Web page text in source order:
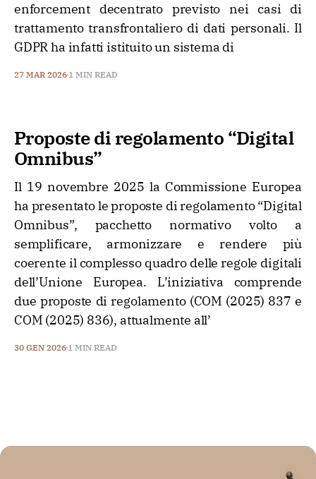
enforcement decentrato previsto nei casi di
trattamento transfrontaliero di dati personali. Il
GDPR ha infatti istituito un sistema di
27 MAR 2026 1 MIN READ
Proposte di regolamento “Digital
Omnibus”
Il 19 novembre 2025 la Commissione Europea
ha presentato le proposte di regolamento “Digital
Omnibus”, pacchetto normativo volto a
semplificare, armonizzare e rendere più
coerente il complesso quadro delle regole digitali
dell’Unione Europea. L’iniziativa comprende
due proposte di regolamento (COM (2025) 837 e
COM (2025) 836), attualmente all’
30 GEN 2026 1 MIN READ